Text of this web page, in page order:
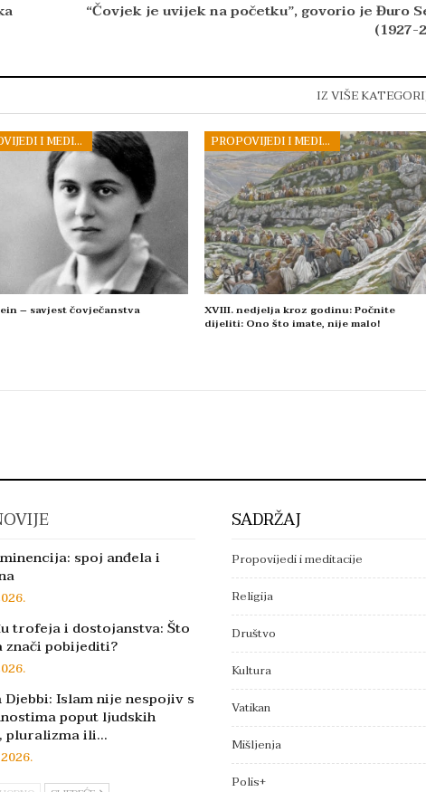
“Čovjek je uvijek na početku”, govorio je Đuro
(1927-
IZ VIŠE
PROPOVIJEDI I MEDITACIJE
– savjest čovječanstva
PROPOVIJEDI I MEDITACIJE
XVIII. nedjelja kroz godinu: Počnite
dijeliti: Ono što imate, nije malo!
spoj anđela i
trofeja i dostojanstva: Što
znači pobijediti?
Djebbi: Islam nije nespojiv s
poput ljudskih
pluralizma ili…
SADRŽAJ
Propovijedi i meditacije
Religija
Društvo
Kultura
Vatikan
Mišljenja
Polis+